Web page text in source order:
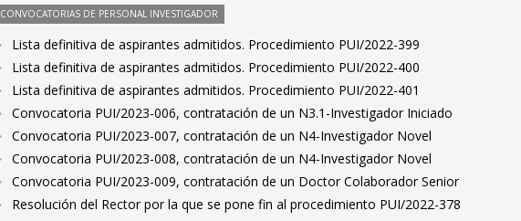
CONVOCATORIAS DE PERSONAL INVESTIGADOR
Lista definitiva de aspirantes admitidos. Procedimiento PUI/2022-399
Lista definitiva de aspirantes admitidos. Procedimiento PUI/2022-400
Lista definitiva de aspirantes admitidos. Procedimiento PUI/2022-401
Convocatoria PUI/2023-006, contratación de un N3.1-Investigador Iniciado
Convocatoria PUI/2023-007, contratación de un N4-Investigador Novel
Convocatoria PUI/2023-008, contratación de un N4-Investigador Novel
Convocatoria PUI/2023-009, contratación de un Doctor Colaborador Senior
Resolución del Rector por la que se pone fin al procedimiento PUI/2022-378